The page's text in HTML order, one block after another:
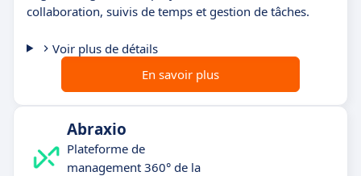
collaboration, suivis de temps et gestion de tâches.
Voir plus de détails
En savoir plus
Abraxio
Plateforme de
management 360° de la